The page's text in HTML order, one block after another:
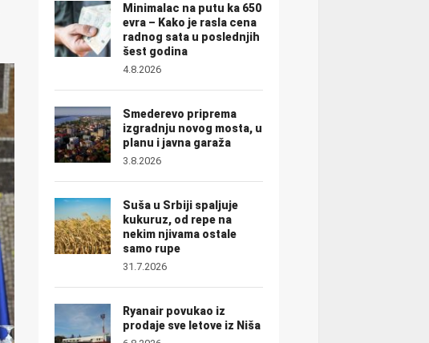
Minimalac na putu ka 650
evra – Kako je rasla cena
radnog sata u poslednjih
šest godina
4.8.2026
Smederevo priprema
izgradnju novog mosta, u
planu i javna garaža
3.8.2026
Suša u Srbiji spaljuje
kukuruz, od repe na
nekim njivama ostale
samo rupe
31.7.2026
Ryanair povukao iz
prodaje sve letove iz Niša